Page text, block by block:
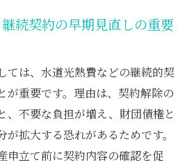
続契約の早期見直しの重要
ては、水道光熱費などの継続的契
が重要です。理由は、契約解除の
、不要な負担が増え、財団債権と
が拡大する恐れがあるためです。
申立て前に契約内容の確認を促